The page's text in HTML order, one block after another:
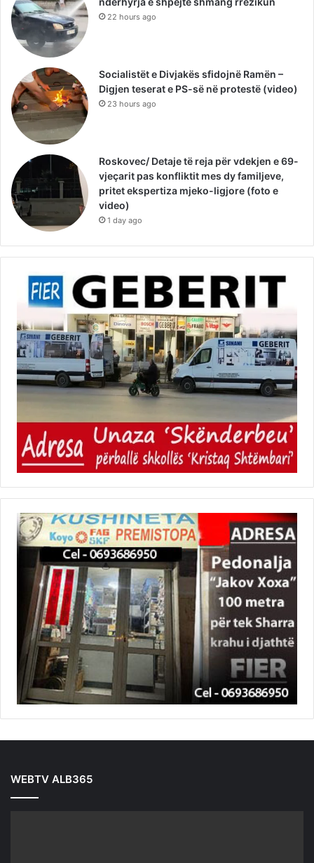
22 hours ago
Socialistët e Divjakës sfidojnë Ramën –
Digjen teserat e PS-së në protestë (video)
23 hours ago
Roskovec/ Detaje të reja për vdekjen e 69-
vjeçarit pas konfliktit mes dy familjeve,
pritet ekspertiza mjeko-ligjore (foto e
video)
1 day ago
WEBTV ALB365